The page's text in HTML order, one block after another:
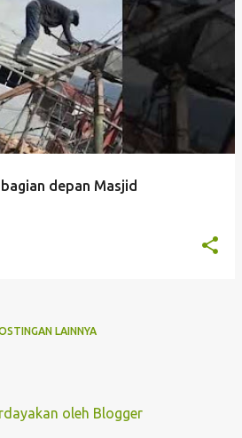
depan Masjid
LAINNYA
oleh Blogger